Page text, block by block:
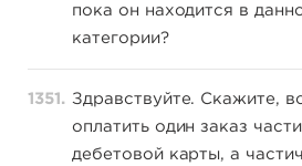
пока он находится в
категории?
1351. Здравствуйте. Скажите,
оплатить один заказ
дебетовой карты, а